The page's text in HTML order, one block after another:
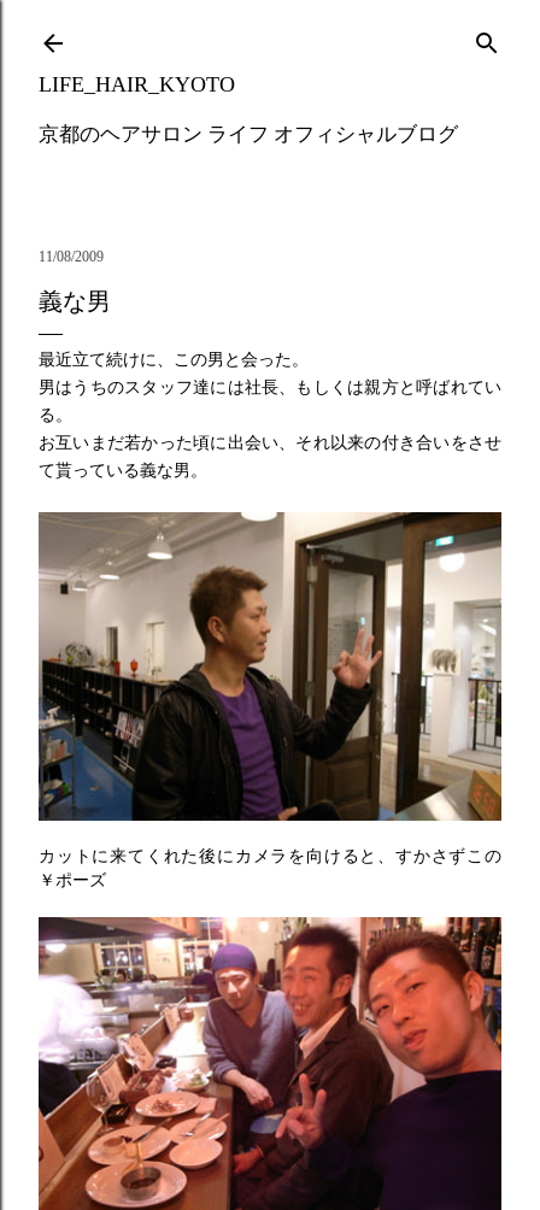
LIFE_HAIR_KYOTO
京都のヘアサロン ライフ オフィシャルブログ
11/08/2009
義な男
最近立て続けに、この男と会った。
男はうちのスタッフ達には社長、もしくは親方と呼ばれてい
る。
お互いまだ若かった頃に出会い、それ以来の付き合いをさせ
て貰っている義な男。
カットに来てくれた後にカメラを向けると、すかさずこの
￥ポーズ